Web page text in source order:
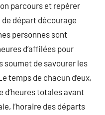
parcours et repérer
départ décourage
personnes sont
d’affilées pour
soumet de savourer les
temps de chacun d’eux,
d’heures totales avant
l’horaire des départs